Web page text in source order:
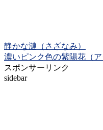
静かな漣（さざなみ）
濃いピンク色の紫陽花（ア
スポンサーリンク
sidebar